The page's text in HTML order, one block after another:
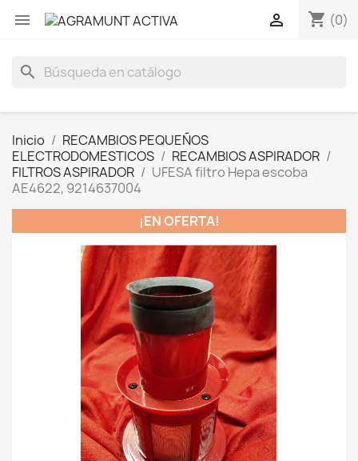
 shopping_cart (0)

search
Inicio
RECAMBIOS PEQUEÑOS
ELECTRODOMESTICOS
RECAMBIOS ASPIRADOR
FILTROS ASPIRADOR
UFESA filtro Hepa escoba
AE4622, 9214637004
¡EN OFERTA!